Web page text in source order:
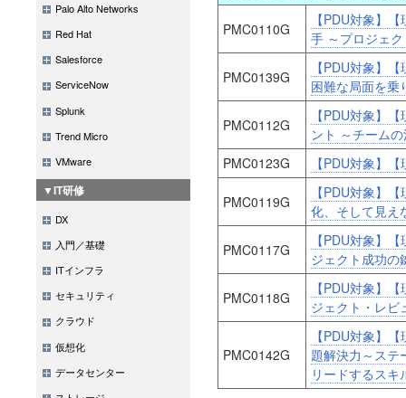
Palo Alto Networks
Red Hat
Salesforce
ServiceNow
Splunk
Trend Micro
VMware
▼IT研修
DX
入門／基礎
ITインフラ
セキュリティ
クラウド
仮想化
データセンター
PMC0110G
【PDU対象】
手 ～プロジェ
PMC0139G
【PDU対象】
困難な局面を乗
PMC0112G
【PDU対象】
ント ～チーム
PMC0123G
【PDU対象】
PMC0119G
【PDU対象】
化、そして見え
PMC0117G
【PDU対象】
ジェクト成功の
PMC0118G
【PDU対象】
ジェクト・レビ
PMC0142G
【PDU対象】
題解決力～ステ
リードするスキ